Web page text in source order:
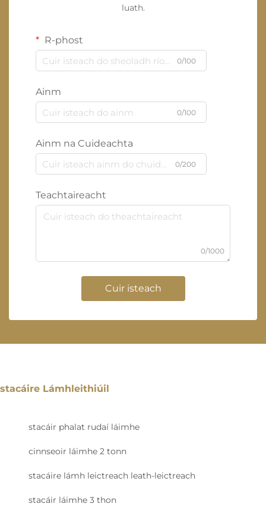
luath.
R-phost
0/100
Ainm
0/100
Ainm na Cuideachta
0/200
Teachtaireacht
0/1000
Cuir isteach
stacáire Lámhleithiúil
stacáir phalat rudaí láimhe
cinnseoir láimhe 2 tonn
stacáire lámh leictreach leath-leictreach
stacáir láimhe 3 thon